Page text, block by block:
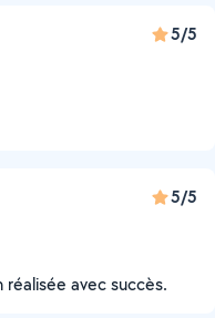
5/5
5/5
avec succès.